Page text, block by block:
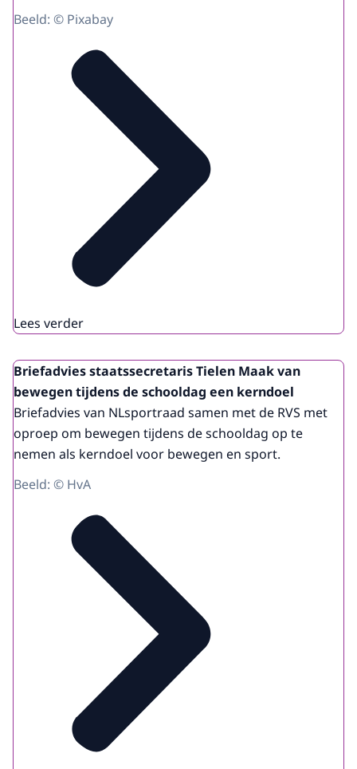
Beeld: © Pixabay
Lees verder
Briefadvies staatssecretaris Tielen Maak van
bewegen tijdens de schooldag een kerndoel
Briefadvies van NLsportraad samen met de RVS met
oproep om bewegen tijdens de schooldag op te
nemen als kerndoel voor bewegen en sport.
Beeld: © HvA